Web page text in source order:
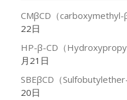
CMβCD（carboxymethyl-
22日
HP-β-CD（
月21日
SBEβCD（
20日